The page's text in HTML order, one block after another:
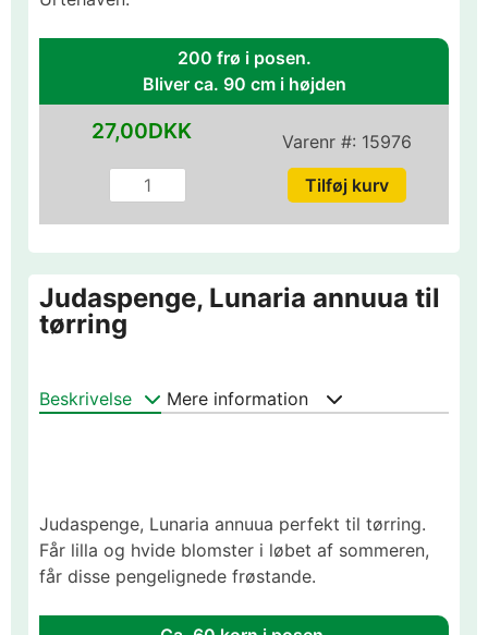
200 frø i posen.
Bliver ca. 90 cm i højden
Varenr #: 15976
27,00DKK
Judaspenge, Lunaria annuua til
tørring
Beskrivelse Mere information
Judaspenge, Lunaria annuua perfekt til tørring.
Får lilla og hvide blomster i løbet af sommeren,
får disse pengelignede frøstande.